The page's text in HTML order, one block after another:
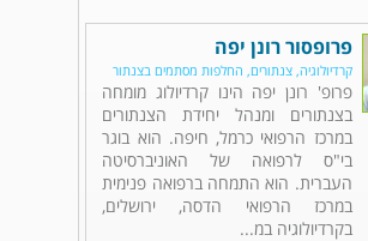
פרופסור רונן יפה
קרדיולוגיה, צנתורים, החלפות מסתמים בצנתור
פרופ' רונן יפה הינו קרדיולוג מומחה
בצנתורים ומנהל יחידת הצנתורים
במרכז הרפואי כרמל, חיפה. הוא בוגר
בי"ס לרפואה של האוניברסיטה
העברית. הוא התמחה ברפואה פנימית
במרכז הרפואי הדסה, ירושלים,
בקרדיולוגיה במ...